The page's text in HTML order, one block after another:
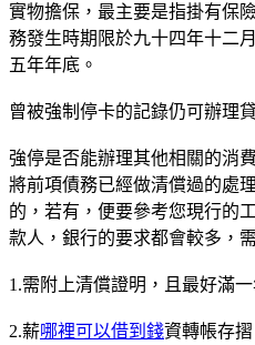
實物擔保，最主要是指掛有保
務發生時期限於九十四年十二
五年年底。
曾被強制停卡的記錄仍可辦理
強停是否能辦理其他相關的消
將前項債務已經做清償過的處
的，若有，便要參考您現行的
款人，銀行的要求都會較多，
1.需附上清償證明，且最好滿
2.薪哪裡可以借到錢資轉帳存摺